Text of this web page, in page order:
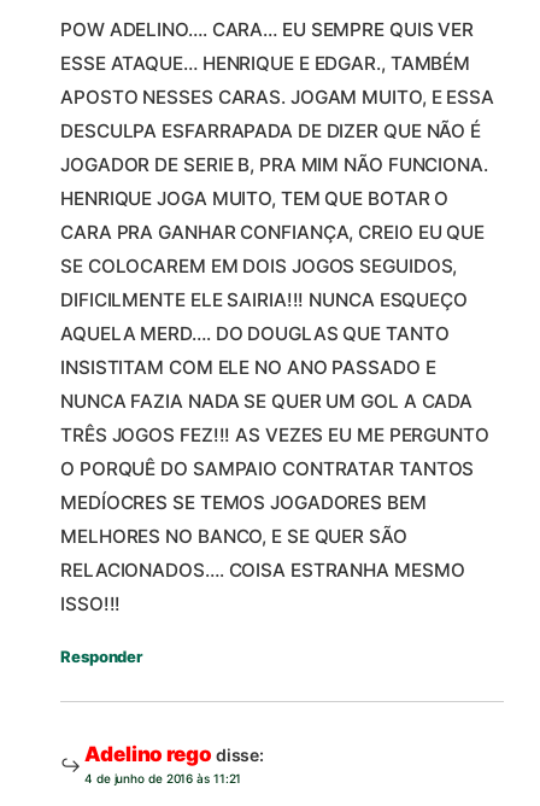
POW ADELINO…. CARA… EU SEMPRE QUIS VER
ESSE ATAQUE… HENRIQUE E EDGAR., TAMBÉM
APOSTO NESSES CARAS. JOGAM MUITO, E ESSA
DESCULPA ESFARRAPADA DE DIZER QUE NÃO É
JOGADOR DE SERIE B, PRA MIM NÃO FUNCIONA.
HENRIQUE JOGA MUITO, TEM QUE BOTAR O
CARA PRA GANHAR CONFIANÇA, CREIO EU QUE
SE COLOCAREM EM DOIS JOGOS SEGUIDOS,
DIFICILMENTE ELE SAIRIA!!! NUNCA ESQUEÇO
AQUELA MERD…. DO DOUGLAS QUE TANTO
INSISTITAM COM ELE NO ANO PASSADO E
NUNCA FAZIA NADA SE QUER UM GOL A CADA
TRÊS JOGOS FEZ!!! AS VEZES EU ME PERGUNTO
O PORQUÊ DO SAMPAIO CONTRATAR TANTOS
MEDÍOCRES SE TEMOS JOGADORES BEM
MELHORES NO BANCO, E SE QUER SÃO
RELACIONADOS…. COISA ESTRANHA MESMO
ISSO!!!
Responder
Adelino rego disse:
4 de junho de 2016 às 11:21